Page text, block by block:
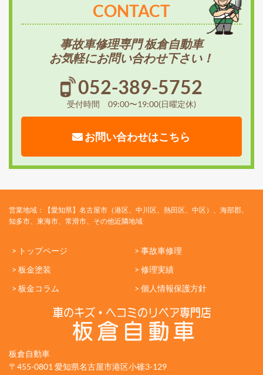
CONTACT
事故車修理専門 板倉自動車
お気軽にお問い合わせ下さい！
052-389-5752
受付時間 09:00〜19:00(日曜定休)
お問い合わせはこちら
営業地域：【愛知県】名古屋市（港区、中川区、熱田区、中区）、海部郡、
知多市、東海市、常滑市、その他近隣地域
> トップページ
> 事故車修理
> 板金塗装
> 修理実績
> 板金コラム
> 個人情報保護方針
板倉自動車
〒455-0801 愛知県名古屋市港区小碓3-129